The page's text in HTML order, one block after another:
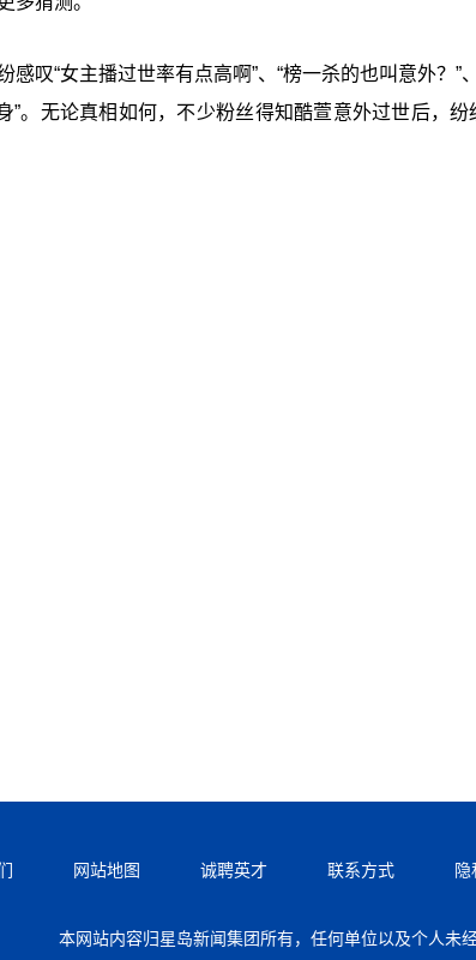
叹“女主播过世率有点高啊”、“榜一杀的也叫意外？”
”。无论真相如何，不少粉丝得知酷萱意外过世后，
网站地图 诚聘英才 联系方式 隐
本网站内容归星岛新闻集团所有，任何单位以及个人未